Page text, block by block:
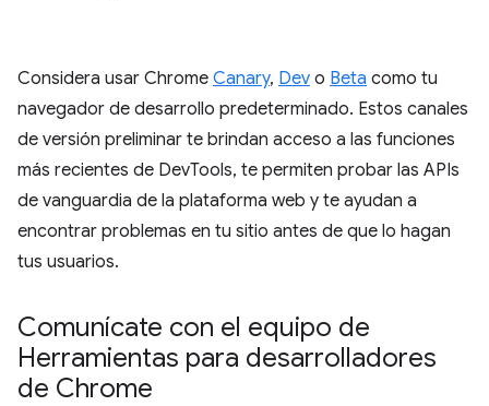
Considera usar Chrome Canary, Dev o Beta como tu
navegador de desarrollo predeterminado. Estos canales
de versión preliminar te brindan acceso a las funciones
más recientes de DevTools, te permiten probar las APIs
de vanguardia de la plataforma web y te ayudan a
encontrar problemas en tu sitio antes de que lo hagan
tus usuarios.
Comunícate con el equipo de
Herramientas para desarrolladores
de Chrome